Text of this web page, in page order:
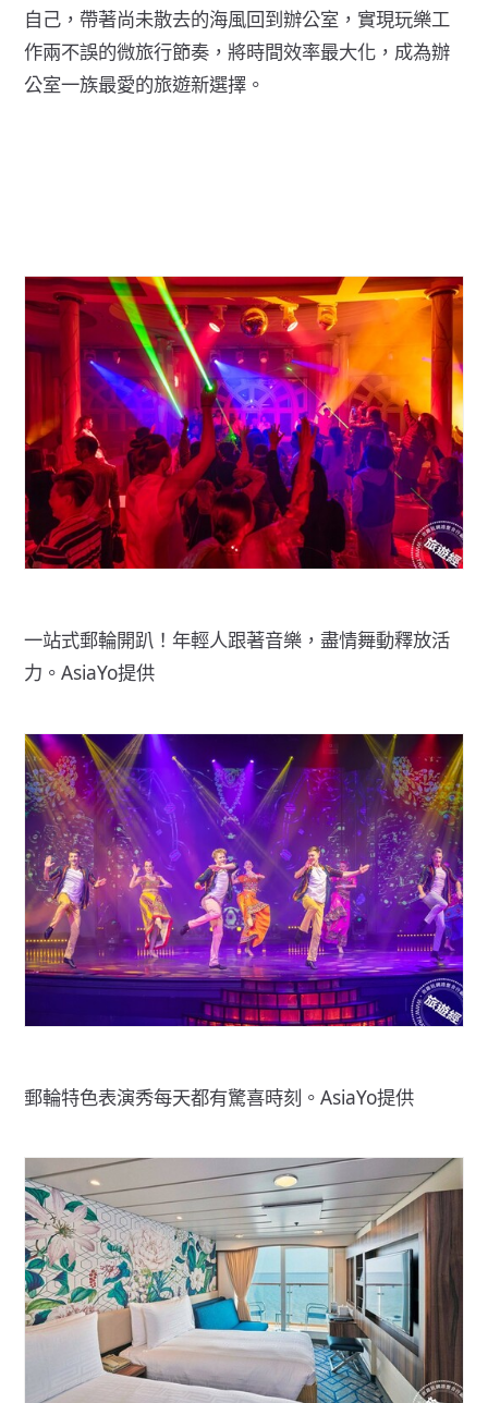
自己，帶著尚未散去的海風回到辦公室，實現玩樂工
作兩不誤的微旅行節奏，將時間效率最大化，成為辦
公室一族最愛的旅遊新選擇。
一站式郵輪開趴！年輕人跟著音樂，盡情舞動釋放活
力。AsiaYo提供
郵輪特色表演秀每天都有驚喜時刻。AsiaYo提供